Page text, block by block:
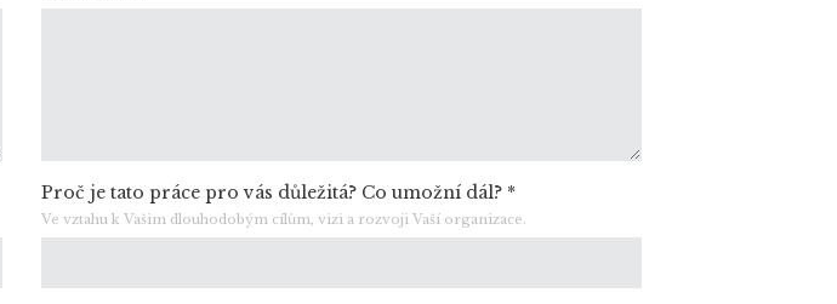
Proč je tato práce pro vás důležitá? Co umožní dál? *
Ve vztahu k Vašim dlouhodobým cílům, vizi a rozvoji Vaší organizace.